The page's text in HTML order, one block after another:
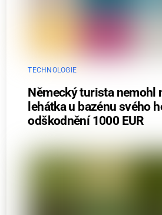
TECHNOLOGIE
Německý turista nemohl
lehátka u bazénu svého
odškodnění 1000 EUR